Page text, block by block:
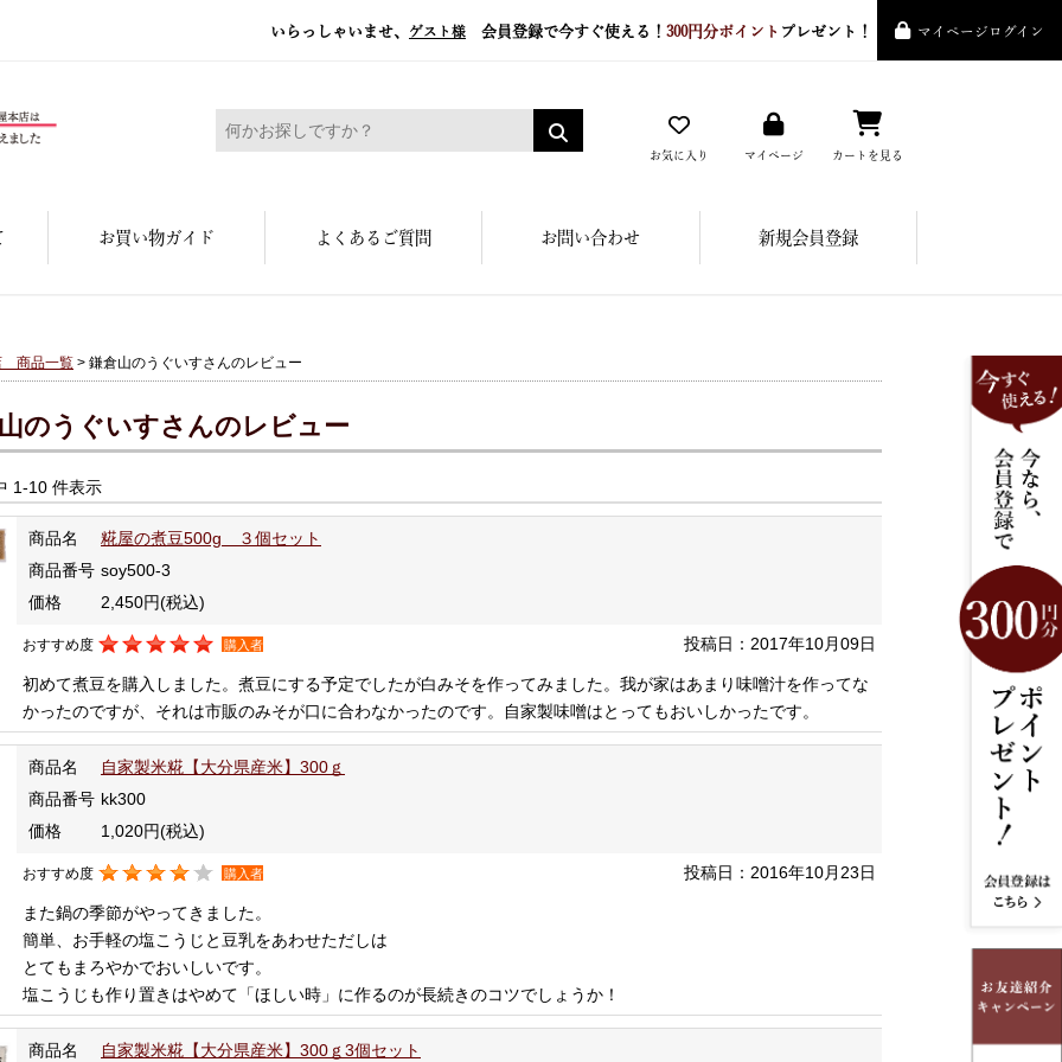
いらっしゃいませ、 ゲスト様 会員登録で今すぐ使える！ 300円分ポイント プレゼント！ マイページログイン
糀屋本店 - 元禄二年。創業三百余年の味
お気に入り マイページ カートを見る
お買い物ガイド よくあるご質問 お問い合わせ 新規会員登録
商品一覧 > 鎌倉山のうぐいすさんのレビュー
のうぐいすさんのレビュー
1-10 件表示
商品名
糀屋の煮豆500g ３個セット
商品番号 soy500-3
価格
2,450円(税込)
投稿日：2017年10月09日
おすすめ度 購入者
初めて煮豆を購入しました。煮豆にする予定でしたが白みそを作ってみました。我が家はあまり味噌汁を作ってな
かったのですが、それは市販のみそが口に合わなかったのです。自家製味噌はとってもおいしかったです。
商品名
自家製米糀【大分県産米】300ｇ
商品番号 kk300
価格
1,020円(税込)
投稿日：2016年10月23日
おすすめ度 購入者
また鍋の季節がやってきました。
簡単、お手軽の塩こうじと豆乳をあわせただしは
とてもまろやかでおいしいです。
塩こうじも作り置きはやめて「ほしい時」に作るのが長続きのコツでしょうか！
商品名 自家製米糀【大分県産米】300ｇ3個セット